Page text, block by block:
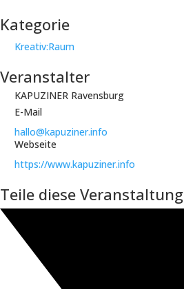
Kategorie
Kreativ:Raum
Veranstalter
KAPUZINER Ravensburg
E-Mail
hallo@kapuziner.info
Webseite
https://www.kapuziner.info
Teile diese Veranstaltung